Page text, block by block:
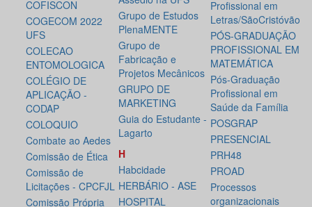
COFISCON
COGECOM 2022
UFS
COLECAO
ENTOMOLOGICA
COLÉGIO DE
APLICAÇÃO -
CODAP
COLOQUIO
Combate ao Aedes
Comissão de Ética
Comissão de
Licitações - CPCFJL
Comissão Própria
Grupo de Estudos
PlenaMENTE
Grupo de
Fabricação e
Projetos Mecânicos
GRUPO DE
MARKETING
Guia do Estudante -
Lagarto
H
Habcidade
HERBÁRIO - ASE
HOSPITAL
Profissional em
Letras/SãoCristóvão
PÓS-GRADUAÇÃO
PROFISSIONAL EM
MATEMÁTICA
Pós-Graduação
Profissional em
Saúde da Família
POSGRAP
PRESENCIAL
PRH48
PROAD
Processos
organizacionais